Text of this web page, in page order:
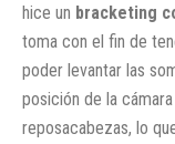
hice un bracketing
toma con el fin de
poder levantar las
posición de la
reposacabezas, lo